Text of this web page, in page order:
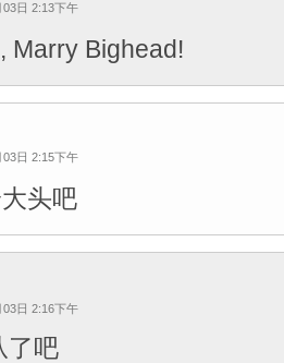
03日 2:13下午
Marry Bighead!
03日 2:15下午
头吧
03日 2:16下午
了吧